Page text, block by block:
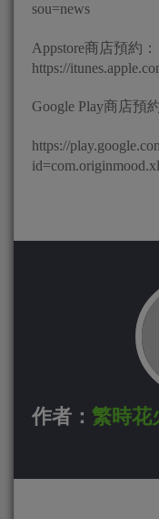
sou=news
Appstore商店預約：
https://
Google Play商店預
https://
作者： 繁時花